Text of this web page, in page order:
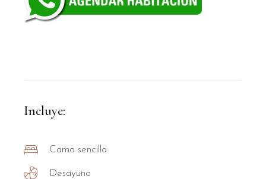
Incluye:
Cama sencilla
Desayuno